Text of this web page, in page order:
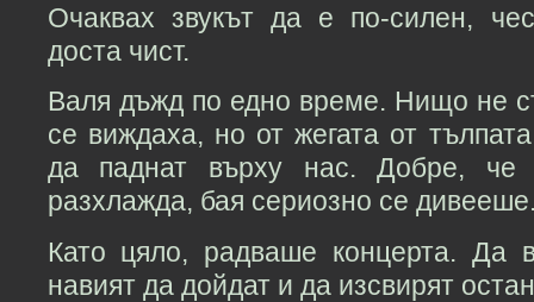
Очаквах звукът да е по-силен,
доста чист.
Валя дъжд по едно време. Нищо не
се виждаха, но от жегата от
да паднат върху нас. Добре,
разхлажда, бая сериозно се
Като цяло, радваше концерта. Да
навият да дойдат и да изсвирят